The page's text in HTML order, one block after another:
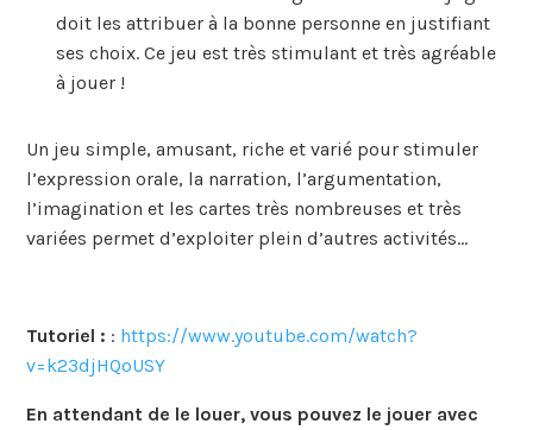
doit les attribuer à la bonne personne en justifiant
ses choix. Ce jeu est très stimulant et très agréable
à jouer !
Un jeu simple, amusant, riche et varié pour stimuler
l’expression orale, la narration, l’argumentation,
l’imagination et les cartes très nombreuses et très
variées permet d’exploiter plein d’autres activités…
Tutoriel : : https://www.youtube.com/watch?
v=k23djHQoUSY
En attendant de le louer, vous pouvez le jouer avec